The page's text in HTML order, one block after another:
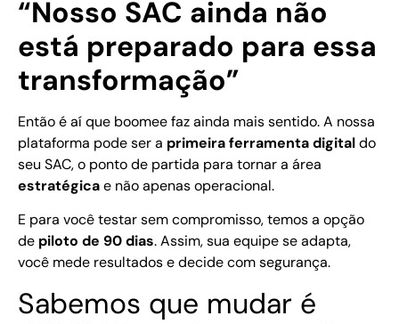
“Nosso SAC ainda não
está preparado para essa
transformação”
Então é aí que boomee faz ainda mais sentido. A nossa
plataforma pode ser a primeira ferramenta digitaldo
seu SAC, o ponto de partida para tornar a área
estratégicae não apenas operacional.
E para você testar sem compromisso, temos a opção
de piloto de 90 dias. Assim, sua equipe se adapta,
você mede resultados e decide com segurança.
Sabemos que mudar é